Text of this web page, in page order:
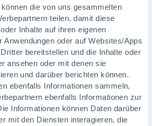
können die von uns gesammelten
teilen, damit diese
Inhalte auf ihren eigenen
Anwendungen oder auf Websites/Apps
bereitstellen und die Inhalte oder
ansehen oder mit denen sie
und darüber berichten können.
ebenfalls Informationen sammeln,
ebenfalls Informationen zur
Informationen können Daten darüber
mit den Diensten interagieren, die